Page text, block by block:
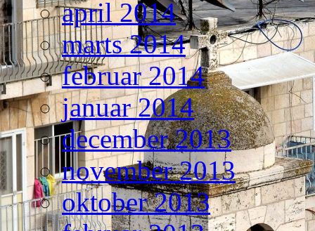
april 2014
marts 2014
februar 2014
januar 2014
december 2013
november 2013
oktober 2013